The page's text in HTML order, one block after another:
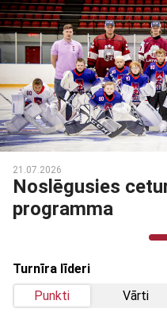
03.03.2026
Noslēdzies
programmas
Turnīra līderi
Punkti
Vārti